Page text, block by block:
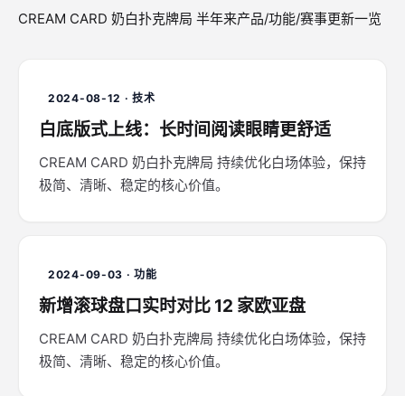
CREAM CARD 奶白扑克牌局 半年来产品/功能/赛事更新一览
2024-08-12 · 技术
白底版式上线：长时间阅读眼睛更舒适
CREAM CARD 奶白扑克牌局 持续优化白场体验，保持
极简、清晰、稳定的核心价值。
2024-09-03 · 功能
新增滚球盘口实时对比 12 家欧亚盘
CREAM CARD 奶白扑克牌局 持续优化白场体验，保持
极简、清晰、稳定的核心价值。